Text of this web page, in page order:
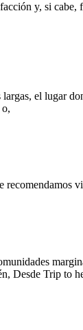
y, si cabe,
el lugar
recomendamos
Desde Trip to